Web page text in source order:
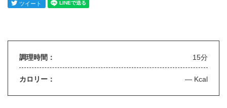
調理時間： 15分
カロリー： — Kcal